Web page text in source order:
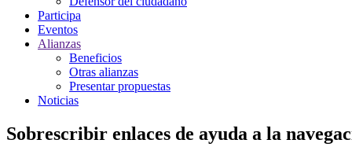
Participa
Eventos
Alianzas
Beneficios
Otras alianzas
Presentar propuestas
Noticias
Sobrescribir enlaces de ayuda a la